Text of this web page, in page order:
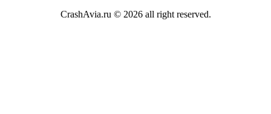
CrashAvia.ru © 2026 all right reserved.